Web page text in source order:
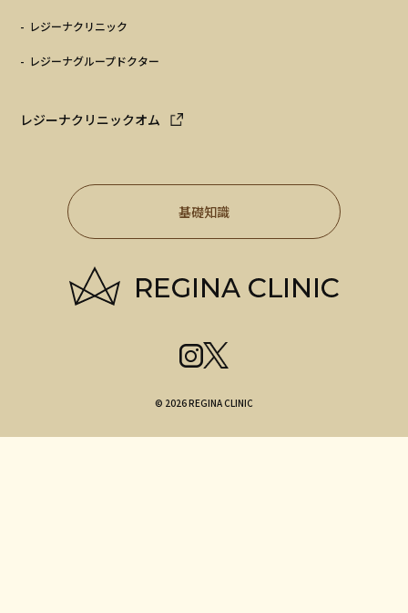
レジーナクリニック
レジーナグループドクター
レジーナクリニックオム
基礎知識
© 2026 REGINA CLINIC